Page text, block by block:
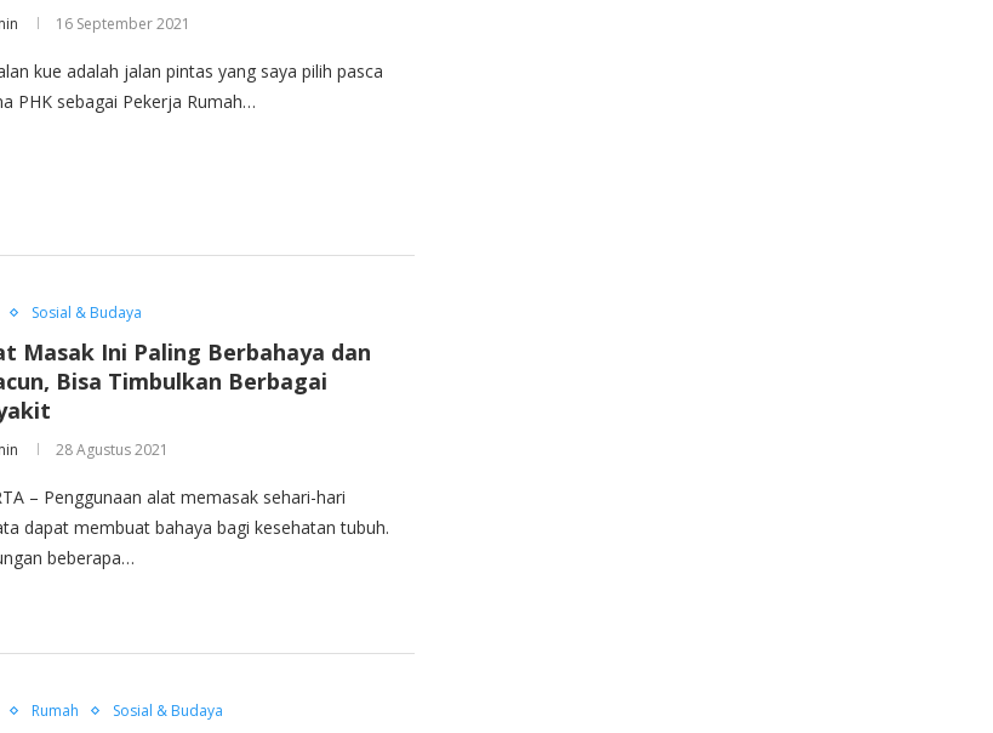
16 September 2021
kue adalah jalan pintas yang saya pilih pasca
PHK sebagai Pekerja Rumah…
Sosial & Budaya
Masak Ini Paling Berbahaya dan
Bisa Timbulkan Berbagai
28 Agustus 2021
– Penggunaan alat memasak sehari-hari
dapat membuat bahaya bagi kesehatan tubuh.
beberapa…
Rumah Sosial & Budaya